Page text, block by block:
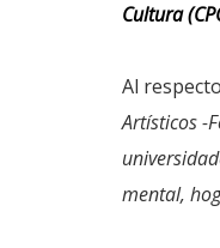
Cultura
Al
Artísticos -
mental,